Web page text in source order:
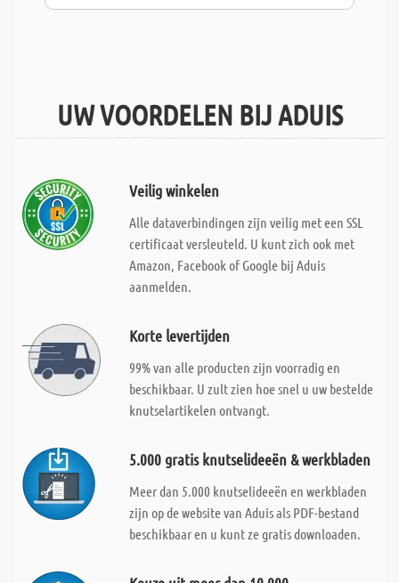
UW VOORDELEN BIJ ADUIS
Veilig winkelen
Alle dataverbindingen zijn veilig met een SSL
certificaat versleuteld. U kunt zich ook met
Amazon, Facebook of Google bij Aduis
aanmelden.
Korte levertijden
99% van alle producten zijn voorradig en
beschikbaar. U zult zien hoe snel u uw bestelde
knutselartikelen ontvangt.
5.000 gratis knutselideeën & werkbladen
Meer dan 5.000 knutselideeën en werkbladen
zijn op de website van Aduis als PDF-bestand
beschikbaar en u kunt ze gratis downloaden.